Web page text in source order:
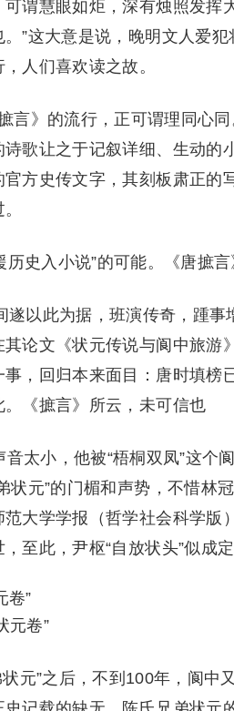
谓慧眼如炬，深有烛照发挥
”这大意是说，晚明文人爱
人们喜欢读之故。
言》的流行，正可谓理同心
歌让之于记叙详细、生动的
方史传文字，其刻板肃正的
史入小说”的可能。《唐摭
遂以此为据，班演传奇，踵
论文《状元传说与阆中旅游
，回归本来面目：唐时填榜
《摭言》所云，未可信也
太小，他被“梧桐双凤”这个
状元”的门楣和声势，不惜林
大学学报（哲学社会科学版
至此，尹枢“自放状头”似成定
元卷”
元”之后，不到100年，阆中